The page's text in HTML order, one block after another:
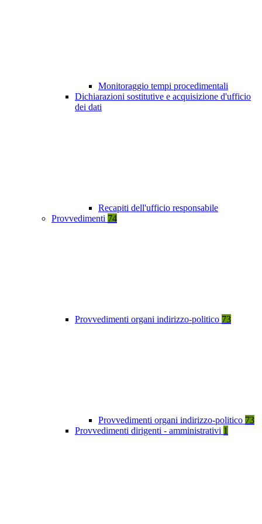
Monitoraggio tempi procedimentali
Dichiarazioni sostitutive e acquisizione d'ufficio
dei dati
Recapiti dell'ufficio responsabile
Provvedimenti 74
Provvedimenti organi indirizzo-politico 73
Provvedimenti organi indirizzo-politico 73
Provvedimenti dirigenti - amministrativi 1